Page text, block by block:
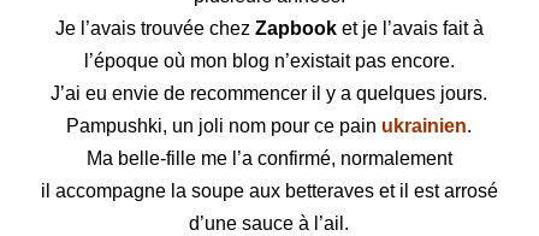
Je l’avais trouvée chez Zapbook et je l’avais fait à
l’époque où mon blog n’existait pas encore.
J’ai eu envie de recommencer il y a quelques jours.
Pampushki, un joli nom pour ce pain ukrainien.
Ma belle-fille me l’a confirmé, normalement
il accompagne la soupe aux betteraves et il estarrosé
d’une sauce à l’ail.